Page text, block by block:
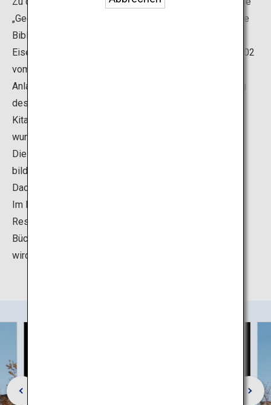
„Gedenkbibliothek der internationalen Freundschaft“. Die
Bibliothek ist der Nachbau eines Gebäudes für eine
Eisenbahn- und Dampfschifffahrtsgesellschaft, das 1902
vom russischen Kaiserreich in Dalian errichtet wurde.
Anlass für den Bau der Bibliothek war der 15. Jahrestag
des Freundschaftsvertrags zwischen den Städten
Kitakyushu und Dalian, der im Jahr 1979 geschlossen
wurde.
Die braunen und weißen Ziegelsteine an der Fassade
bilden einen schönen Kontrast, und der Kamin und die
Dachfenster setzen interessante Akzente.
Im Erdgeschoss des Gebäudes befindet sich ein
Restaurant, im ersten Stock liegt die Bibliothek mit
Büchern über China und Ostasien, und die zweite Etage
wird für Ausstellungen genutzt.